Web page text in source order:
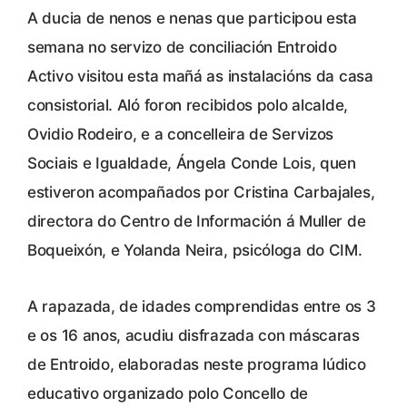
A ducia de nenos e nenas que participou esta
semana no servizo de conciliación Entroido
Activo visitou esta mañá as instalacións da casa
consistorial. Aló foron recibidos polo alcalde,
Ovidio Rodeiro, e a concelleira de Servizos
Sociais e Igualdade, Ángela Conde Lois, quen
estiveron acompañados por Cristina Carbajales,
directora do Centro de Información á Muller de
Boqueixón, e Yolanda Neira, psicóloga do CIM.
A rapazada, de idades comprendidas entre os 3
e os 16 anos, acudiu disfrazada con máscaras
de Entroido, elaboradas neste programa lúdico
educativo organizado polo Concello de